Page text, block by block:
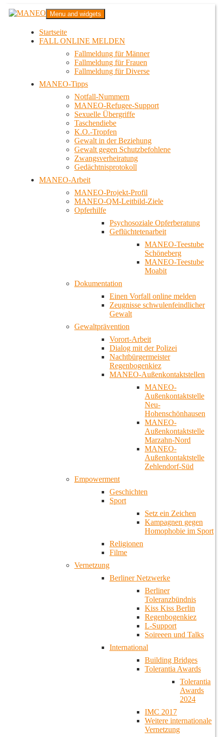
Zum
InhaltMANEO
Das schwule Anti-Gewalt-Projekt in Berlin
Menu and widgets
Startseite
FALL ONLINE MELDEN
Fallmeldung für Männer
Fallmeldung für Frauen
Fallmeldung für Diverse
MANEO-Tipps
Notfall-Nummern
MANEO-Refugee-Support
Sexuelle Übergriffe
Taschendiebe
K.O.-Tropfen
Gewalt in der Beziehung
Gewalt gegen Schutzbefohlene
Zwangsverheiratung
Gedächtnisprotokoll
MANEO-Arbeit
MANEO-Projekt-Profil
MANEO-QM-Leitbild-Ziele
Opferhilfe
Psychosoziale Opferberatung
Geflüchtetenarbeit
MANEO-Teestube
Schöneberg
MANEO-Teestube
Moabit
Dokumentation
Einen Vorfall online melden
Zeugnisse schwulenfeindlicher
Gewalt
Gewaltprävention
Vorort-Arbeit
Dialog mit der Polizei
Nachtbürgermeister
Regenbogenkiez
MANEO-Außenkontaktstellen
MANEO-
Außenkontaktstelle
Neu-
Hohenschönhausen
MANEO-
Außenkontaktstelle
Marzahn-Nord
MANEO-
Außenkontaktstelle
Zehlendorf-Süd
Empowerment
Geschichten
Sport
Setz ein Zeichen
Kampagnen gegen
Homophobie im Sport
Religionen
Filme
Vernetzung
Berliner Netzwerke
Berliner
Toleranzbündnis
Kiss Kiss Berlin
Regenbogenkiez
L-Support
Soireeen und Talks
International
Building Bridges
Tolerantia Awards
Tolerantia
Awards
2024
IMC 2017
Weitere internationale
Vernetzung